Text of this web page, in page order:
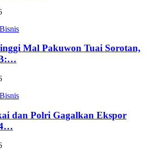
Mal Pakuwon Tuai Sorotan,
dan Polri Gagalkan Ekspor